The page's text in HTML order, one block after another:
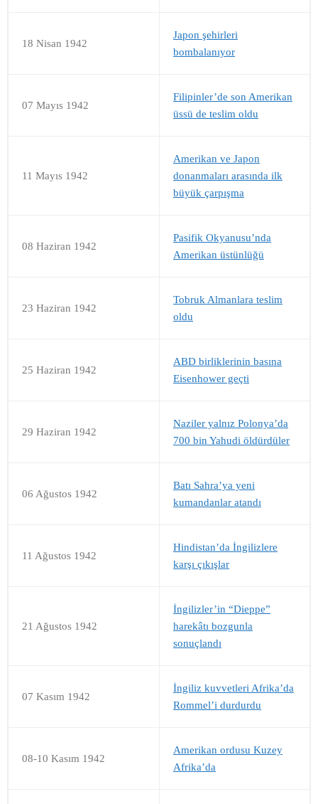
18 Nisan 1942
Japon şehirleri
bombalanıyor
07 Mayıs 1942
Filipinler’de son Amerikan
üssü de teslim oldu
11 Mayıs 1942
Amerikan ve Japon
donanmaları arasında ilk
büyük çarpışma
08 Haziran 1942
Pasifik Okyanusu’nda
Amerikan üstünlüğü
23 Haziran 1942
Tobruk Almanlara teslim
oldu
25 Haziran 1942
ABD birliklerinin basına
Eisenhower geçti
29 Haziran 1942
Naziler yalnız Polonya’da
700 bin Yahudi öldürdüler
06 Ağustos 1942
Batı Sahra’ya yeni
kumandanlar atandı
11 Ağustos 1942
Hindistan’da İngilizlere
karşı çıkışlar
21 Ağustos 1942
İngilizler’in “Dieppe”
harekâtı bozgunla
sonuçlandı
07 Kasım 1942
İngiliz kuvvetleri Afrika’da
Rommel’i durdurdu
08-10 Kasım 1942
Amerikan ordusu Kuzey
Afrika’da